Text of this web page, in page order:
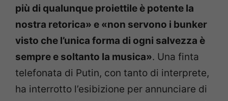
più di qualunque proiettile è potente la
nostra retorica» e «non servono i bunker
visto che l’unica forma di ogni salvezza è
sempre e soltanto la musica». Una finta
telefonata di Putin, con tanto di interprete,
ha interrotto l’esibizione per annunciare di